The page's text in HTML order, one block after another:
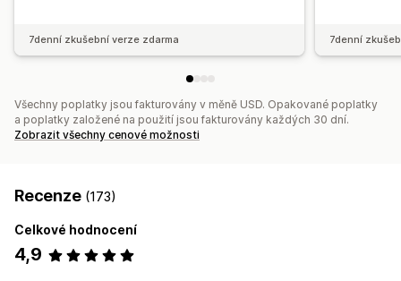
7denní zkušební verze zdarma 7denní
Všechny poplatky jsou fakturovány v měně USD. Opakované poplatky
a poplatky založené na použití jsou fakturovány každých 30 dní.
Zobrazit všechny cenové možnosti
Recenze (173)
Celkové hodnocení
4,9